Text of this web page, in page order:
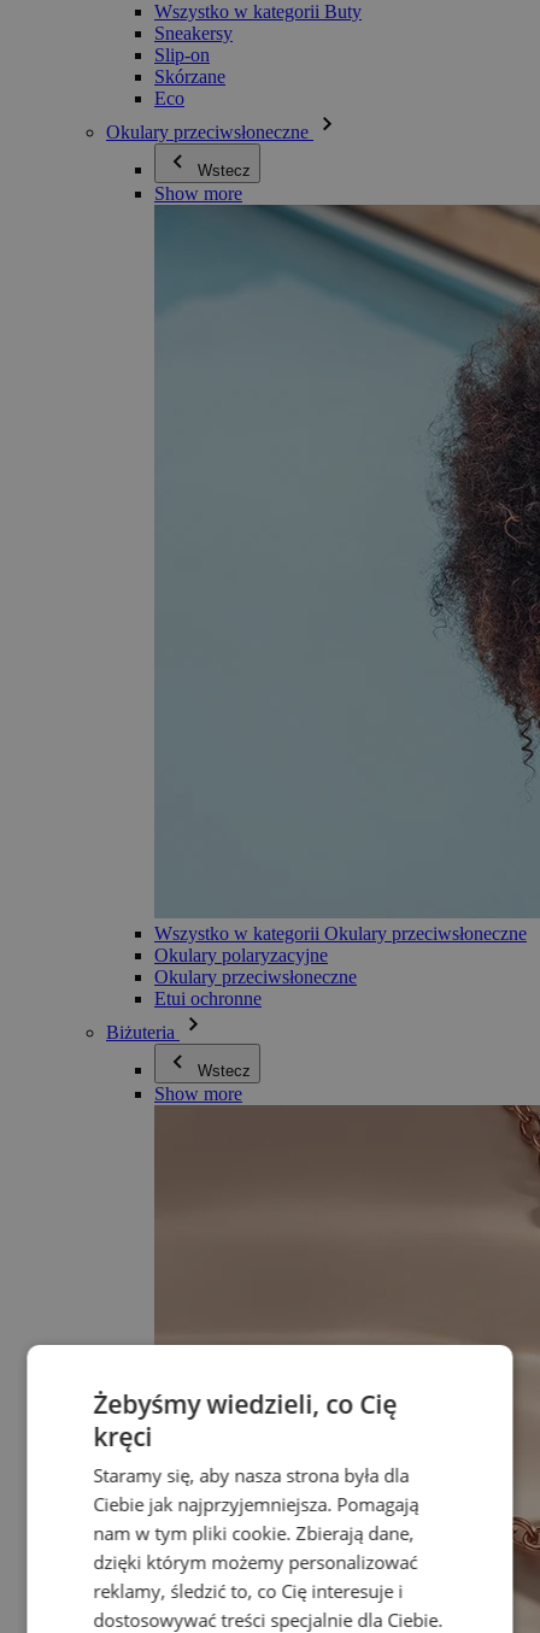
Wszystko w kategorii Buty
Sneakersy
Slip-on
Skórzane
Eco
Okulary przeciwsłoneczne
Wstecz
Show more
Wszystko w kategorii Okulary przeciwsłoneczne
Okulary polaryzacyjne
Okulary przeciwsłoneczne
Etui ochronne
Biżuteria
Wstecz
Show more
Żebyśmy wiedzieli, co Cię
kręci
Staramy się, aby nasza strona była dla
Ciebie jak najprzyjemniejsza. Pomagają
nam w tym pliki cookie. Zbierają dane,
dzięki którym możemy personalizować
reklamy, śledzić to, co Cię interesuje i
dostosowywać treści specjalnie dla Ciebie.